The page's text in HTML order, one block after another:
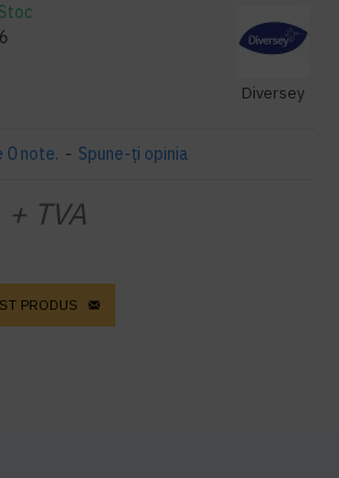
Diversey
0 note. - Spune-ţi opinia
+ TVA
PRODUS